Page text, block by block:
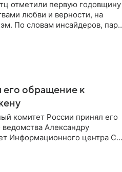
отметили первую годовщину
любви и верности, на
По словам инсайдеров, пара
обращение к
комитет России принял его
Александру
Информационного центра СК